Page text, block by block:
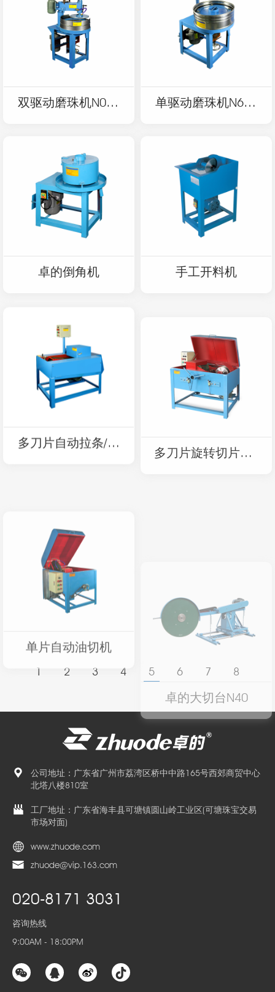
双驱动磨珠机N001
单驱动磨珠机N620
卓的倒角机 手工开料机
多刀片自动拉条/切
多刀片旋转切片机R
CM250
单片自动油切机
卓的大切台N40
1 2 3 4 5 6 7 8
公司地址：广东省广州市荔湾区桥中中路165号西郊商贸中心
北塔八楼810室
工厂地址：广东省海丰县可塘镇圆山岭工业区(可塘珠宝交易
市场对面)
www.zhuode.com
zhuode@vip.163.com
020-8171 3031
咨询热线
9:00AM - 18:00PM